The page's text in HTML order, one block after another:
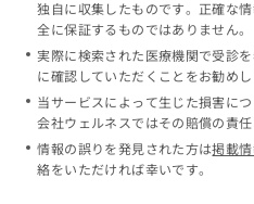
独自に収集したものです。正確な
全に保証するものではありません。
実際に検索された医療機関で受診
に確認していただくことをお勧めし
当サービスによって生じた損害に
会社ウェルネスではその賠償の責
情報の誤りを発見された方は掲載
絡をいただければ幸いです。